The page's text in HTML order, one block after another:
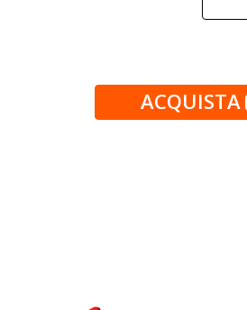
ACQUISTA